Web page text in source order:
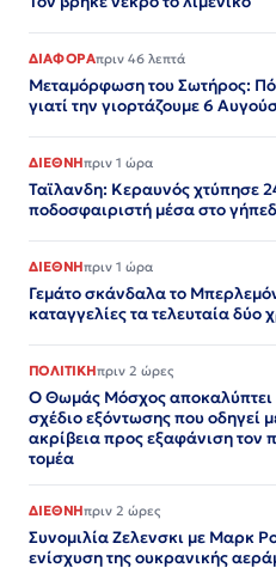
ΔΙΑΦΟΡΑπριν 46 λεπτά
Μεταμόρφωση του Σωτήρος:
γιατί την γιορτάζουμε 6
ΔΙΕΘΝΗπριν 1 ώρα
Ταϊλανδη: Κεραυνός χτύπησε
ποδοσφαιριστή μέσα στο
ΔΙΕΘΝΗπριν 1 ώρα
Γεμάτο σκάνδαλα το
καταγγελίες τα τελευταία δύο
ΠΟΛΙΤΙΚΗπριν 2 ώρες
Ο Θωμάς Μόσχος αποκαλύπτει
σχέδιο εξόντωσης που οδηγεί
ακρίβεια προς εξαφάνιση τον
τομέα
ΔΙΕΘΝΗπριν 2 ώρες
Συνομιλία Ζελενσκι με Μαρκ
ενίσχυση της ουκρανικής